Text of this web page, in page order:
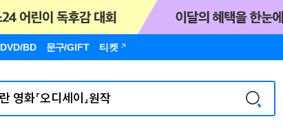
DVD/BD 문구/GIFT 티켓